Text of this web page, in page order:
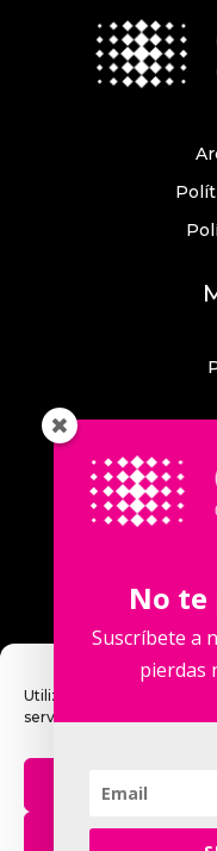
Utilizamos cookies para
servicio.
Teléfono: +34
No te
Suscríbete a
pierdas